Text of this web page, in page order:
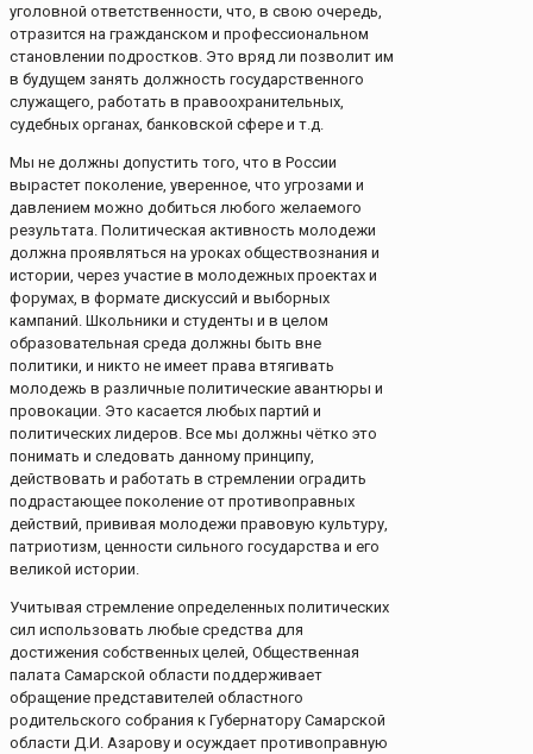
уголовной ответственности, что, в свою очередь,
отразится на гражданском и профессиональном
становлении подростков. Это вряд ли позволит им
в будущем занять должность государственного
служащего, работать в правоохранительных,
судебных органах, банковской сфере и т.д.
Мы не должны допустить того, что в России
вырастет поколение, уверенное, что угрозами и
давлением можно добиться любого желаемого
результата. Политическая активность молодежи
должна проявляться на уроках обществознания и
истории, через участие в молодежных проектах и
форумах, в формате дискуссий и выборных
кампаний. Школьники и студенты и в целом
образовательная среда должны быть вне
политики, и никто не имеет права втягивать
молодежь в различные политические авантюры и
провокации. Это касается любых партий и
политических лидеров. Все мы должны чётко это
понимать и следовать данному принципу,
действовать и работать в стремлении оградить
подрастающее поколение от противоправных
действий, прививая молодежи правовую культуру,
патриотизм, ценности сильного государства и его
великой истории.
Учитывая стремление определенных политических
сил использовать любые средства для
достижения собственных целей, Общественная
палата Самарской области поддерживает
обращение представителей областного
родительского собрания к Губернатору Самарской
области Д.И. Азарову и осуждает противоправную